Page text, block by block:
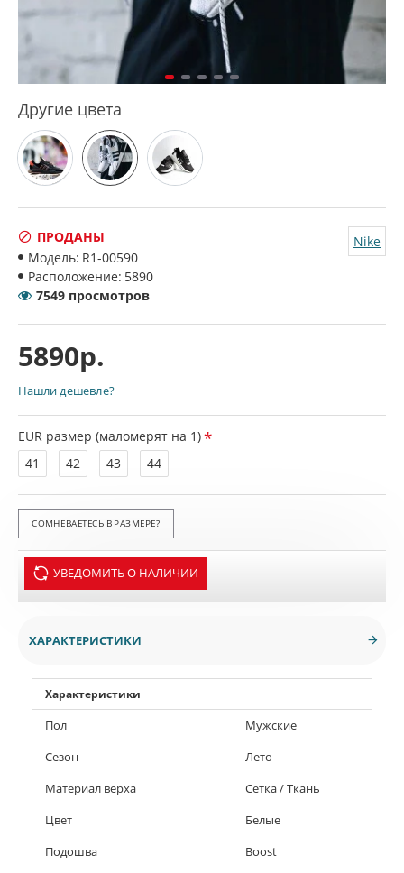
5890р.
ПРОДАНЫ
Модель: R1-00590
Расположение: 5890
Nike
7549 просмотров
Другие цвета
EUR размер (маломерят на 1)
41
42 43 44
УВЕДОМИТЬ О НАЛИЧИИ
Нашли дешевле?
ХАРАКТЕРИСТИКИ
Характеристики
Пол
Мужские
Сезон
Лето
Материал верха
Сетка / Ткань
Цвет
Белые
Подошва
Boost
СОМНЕВАЕТЕСЬ В РАЗМЕРЕ?